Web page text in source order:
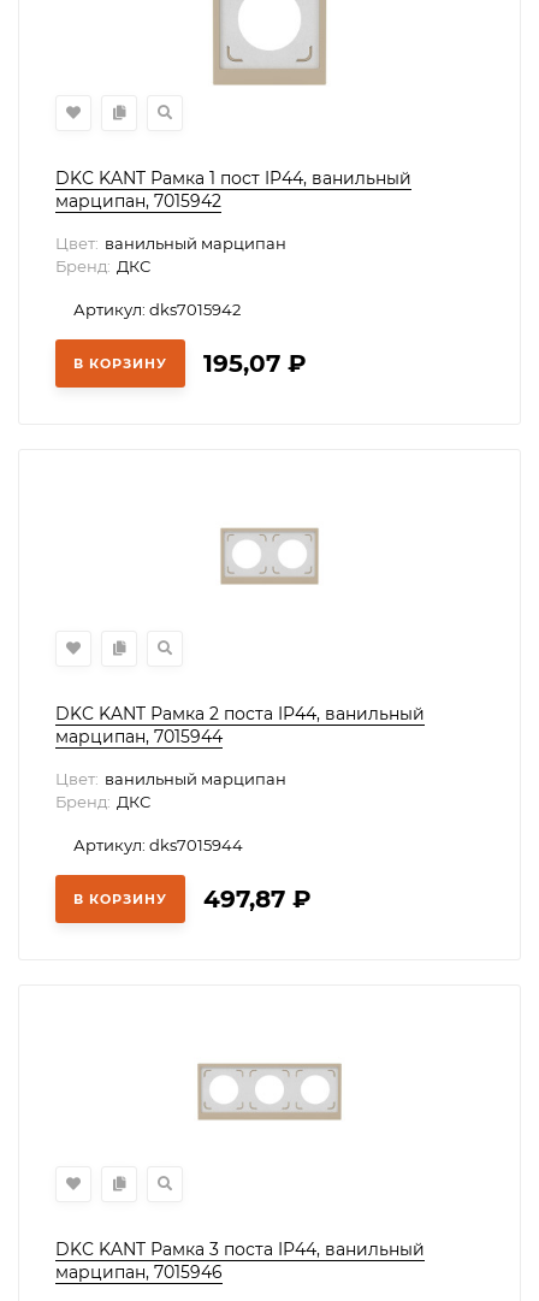
DKC KANT Рамка 1 пост IP44, ванильный
марципан, 7015942
Цвет: ванильный марципан
Бренд: ДКС
Артикул: dks7015942
В КОРЗИНУ 195,07 ₽
DKC KANT Рамка 2 поста IP44, ванильный
марципан, 7015944
Цвет: ванильный марципан
Бренд: ДКС
Артикул: dks7015944
В КОРЗИНУ 497,87 ₽
DKC KANT Рамка 3 поста IP44, ванильный
марципан, 7015946